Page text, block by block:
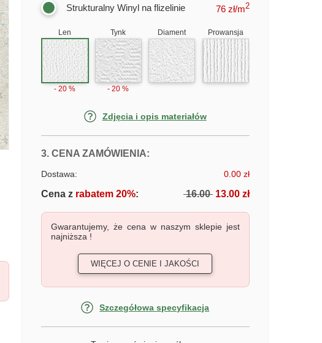
Strukturalny Winyl na flizelinie 76zł/m2
Len
- 20 %
Tynk
- 20 %
Diament Prowansja
Zdjęcia i opis materiałów
3. CENA ZAMÓWIENIA:FOTOTAPETY DESKA
Dostawa: 0.00 zł
Cena zrabatem 20%: 16.0013.00 zł
Gwarantujemy, że cena w naszym sklepie jest
najniższa !
WIĘCEJ O CENIE I JAKOŚCI
Szczegółowa specyfikacja